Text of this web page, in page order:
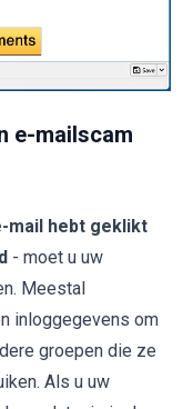
e-mailscam
mail hebt geklikt
- moet u uw
Meestal
inloggegevens om
groepen die ze
Als u uw